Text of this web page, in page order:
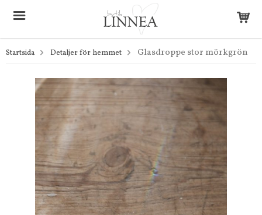
Startsida Detaljer för hemmet Glasdroppe stor mörkgrön